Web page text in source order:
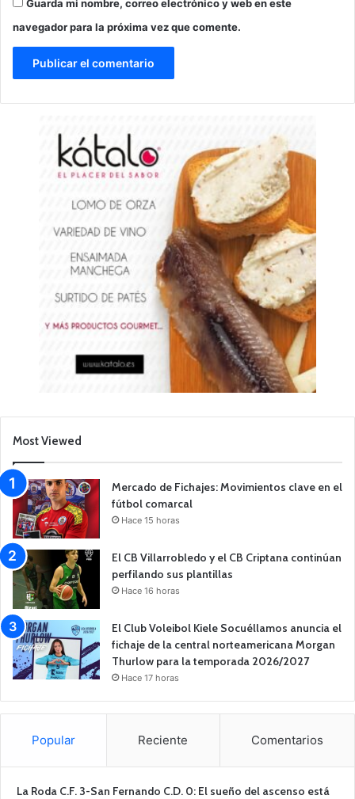
Guarda mi nombre, correo electrónico y web en este
navegador para la próxima vez que comente.
Most Viewed
Mercado de Fichajes: Movimientos clave en el
fútbol comarcal
Hace 15 horas
El CB Villarrobledo y el CB Criptana continúan
perfilando sus plantillas
Hace 16 horas
El Club Voleibol Kiele Socuéllamos anuncia el
fichaje de la central norteamericana Morgan
Thurlow para la temporada 2026/2027
Hace 17 horas
Popular Reciente Comentarios
La Roda C.F. 3-San Fernando C.D. 0: El sueño del ascenso está